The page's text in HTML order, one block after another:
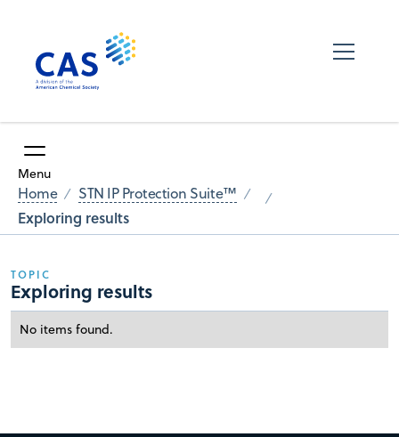
Menu
Home STN IP Protection Suite™
Exploring results
TOPIC
Exploring results
No items found.